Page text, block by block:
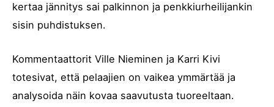
kertaa jännitys sai palkinnon ja penkkiurheilijankin
sisin puhdistuksen.
Kommentaattorit Ville Nieminen ja Karri Kivi
totesivat, että pelaajien on vaikea ymmärtää ja
analysoida näin kovaa saavutusta tuoreeltaan.